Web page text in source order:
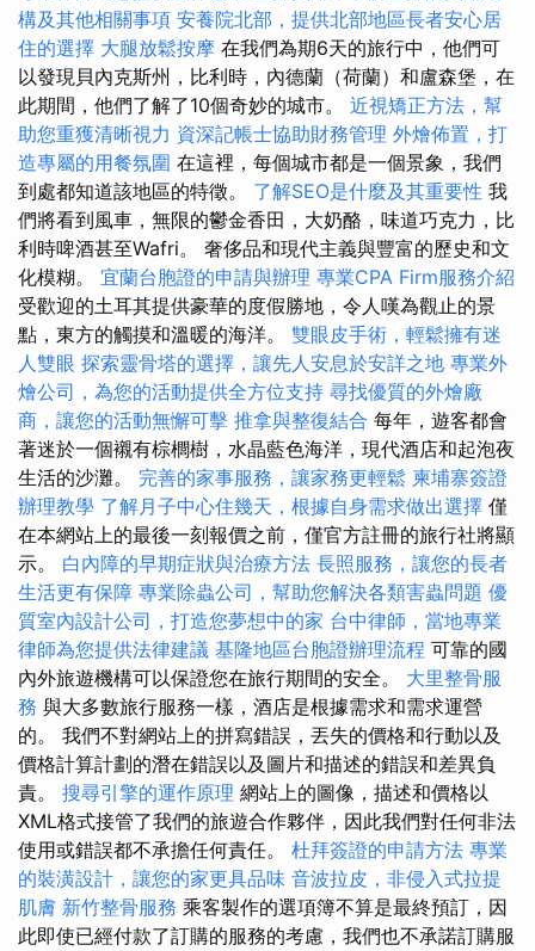
構及其他相關事項 安養院北部，提供北部地區長者安心居
住的選擇 大腿放鬆按摩 在我們為期6天的旅行中，他們可
以發現貝內克斯州，比利時，內德蘭（荷蘭）和盧森堡，在
此期間，他們了解了10個奇妙的城市。 近視矯正方法，幫
助您重獲清晰視力 資深記帳士協助財務管理 外燴佈置，打
造專屬的用餐氛圍 在這裡，每個城市都是一個景象，我們
到處都知道該地區的特徵。 了解SEO是什麼及其重要性 我
們將看到風車，無限的鬱金香田，大奶酪，味道巧克力，比
利時啤酒甚至Wafri。 奢侈品和現代主義與豐富的歷史和文
化模糊。 宜蘭台胞證的申請與辦理 專業CPA Firm服務介紹
受歡迎的土耳其提供豪華的度假勝地，令人嘆為觀止的景
點，東方的觸摸和溫暖的海洋。 雙眼皮手術，輕鬆擁有迷
人雙眼 探索靈骨塔的選擇，讓先人安息於安詳之地 專業外
燴公司，為您的活動提供全方位支持 尋找優質的外燴廠
商，讓您的活動無懈可擊 推拿與整復結合 每年，遊客都會
著迷於一個襯有棕櫚樹，水晶藍色海洋，現代酒店和起泡夜
生活的沙灘。 完善的家事服務，讓家務更輕鬆 柬埔寨簽證
辦理教學 了解月子中心住幾天，根據自身需求做出選擇 僅
在本網站上的最後一刻報價之前，僅官方註冊的旅行社將顯
示。 白內障的早期症狀與治療方法 長照服務，讓您的長者
生活更有保障 專業除蟲公司，幫助您解決各類害蟲問題 優
質室內設計公司，打造您夢想中的家 台中律師，當地專業
律師為您提供法律建議 基隆地區台胞證辦理流程 可靠的國
內外旅遊機構可以保證您在旅行期間的安全。 大里整骨服
務 與大多數旅行服務一樣，酒店是根據需求和需求運營
的。 我們不對網站上的拼寫錯誤，丟失的價格和行動以及
價格計算計劃的潛在錯誤以及圖片和描述的錯誤和差異負
責。 搜尋引擎的運作原理 網站上的圖像，描述和價格以
XML格式接管了我們的旅遊合作夥伴，因此我們對任何非法
使用或錯誤都不承擔任何責任。 杜拜簽證的申請方法 專業
的裝潢設計，讓您的家更具品味 音波拉皮，非侵入式拉提
肌膚 新竹整骨服務 乘客製作的選項簿不算是最終預訂，因
此即使已經付款了訂購的服務的考慮，我們也不承諾訂購服